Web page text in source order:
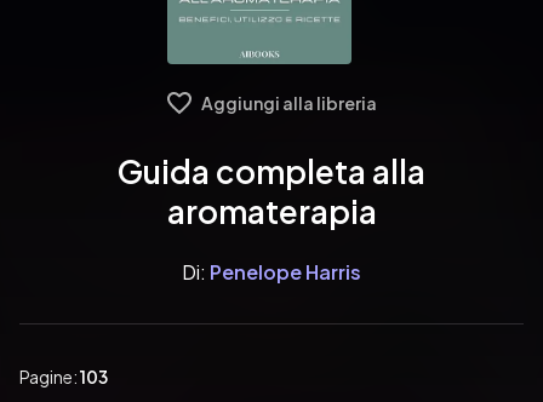
Aggiungi alla libreria
Guida completa alla
aromaterapia
Di: Penelope Harris
Pagine:103